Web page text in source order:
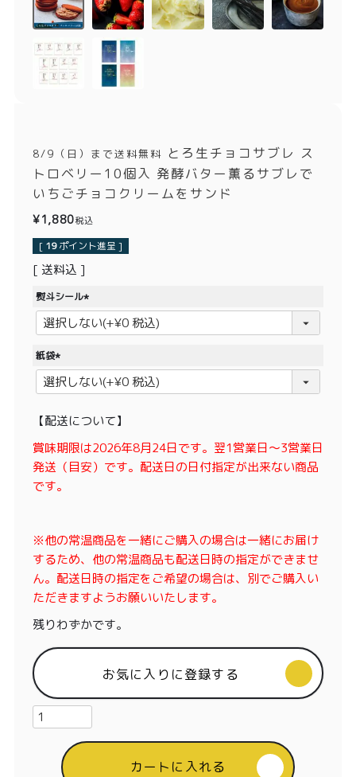
メルマガ会員様限定
お誕生日セット
手さげ袋
季節限定
¥2,000〜¥3,999
¥6,000〜
〜¥1,999
¥4,000〜¥5,999
TOP
メンバー特典
ご利用ガイド
プライバシーポリシー
特定商取引法に基づく表記
8/9（日）まで送料無料 とろ生チョコサブレ ス
トロベリー10個入 発酵バター薫るサブレで
いちごチョコクリームをサンド
¥1,880税込
[ 19 ポイント進呈 ]
送料込
熨斗シール
(
必
紙袋
(
必
)
【配送について】
賞味期限は2026年8月24日です。翌1営業日〜3営業日
発送（目安）です。配送日の日付指定が出来ない商品
です。
※他の常温商品を一緒にご購入の場合は一緒にお届け
するため、他の常温商品も配送日時の指定ができませ
ん。配送日時の指定をご希望の場合は、別でご購入い
ただきますようお願いいたします。
残りわずかです。
お気に入りに登録する
カートに入れる